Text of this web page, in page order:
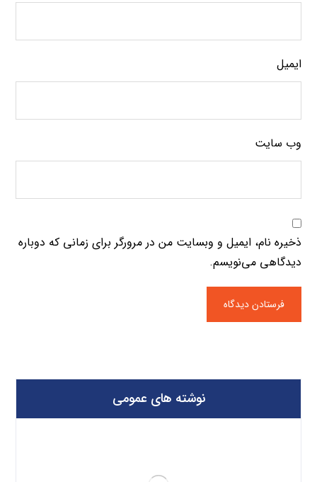
ایمیل
وب‌ سایت
ذخیره نام، ایمیل و وبسایت من در مرورگر برای زمانی که دوباره
دیدگاهی می‌نویسم.
نوشته های عمومی